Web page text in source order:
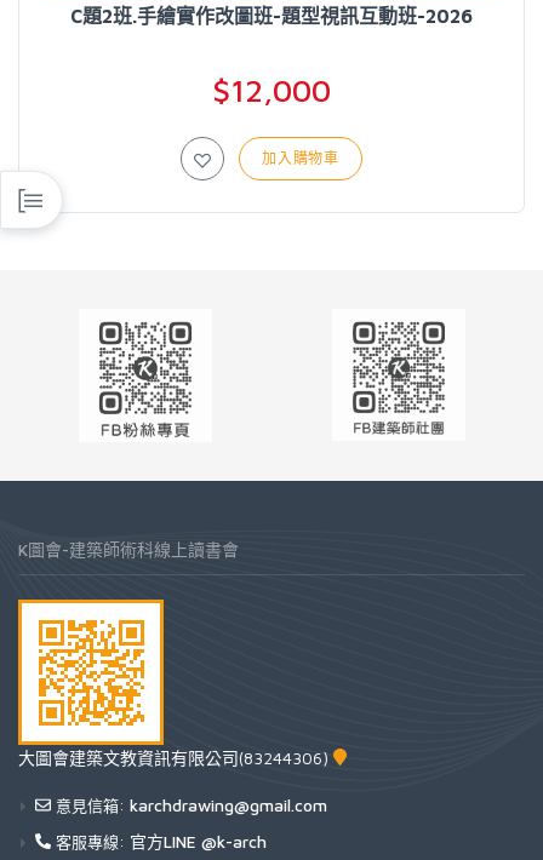
C題2班.手繪實作改圖班-題型視訊互動班-2026
$12,000
加入購物車
K圖會-建築師術科線上讀書會
大圖會建築文教資訊有限公司(83244306)
意見信箱: karchdrawing@gmail.com
客服專線: 官方LINE @k-arch